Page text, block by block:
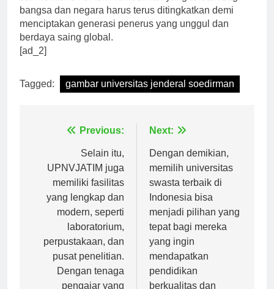
dan komitmen untuk memberikan yang terbaik bagi
bangsa dan negara harus terus ditingkatkan demi
menciptakan generasi penerus yang unggul dan
berdaya saing global.
gambar universitas jenderal soedirman
pos
Selain itu,
UPNVJATIM juga
memiliki fasilitas
yang lengkap dan
modern, seperti
laboratorium,
perpustakaan, dan
pusat penelitian.
Dengan tenaga
Dengan demikian,
memilih universitas
swasta terbaik di
Indonesia bisa
menjadi pilihan yang
tepat bagi mereka
yang ingin
mendapatkan
pendidikan